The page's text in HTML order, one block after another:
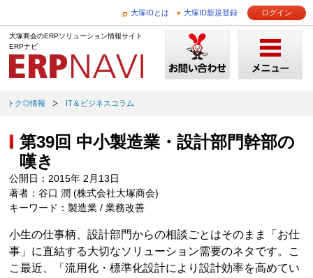
大塚IDとは 大塚ID新規登録 ログイン
大塚商会のERPソリューション情報サイト
ERPナビ
トク◎情報 IT＆ビジネスコラム
第39回 中小製造業・設計部門幹部の
嘆き
公開日：2015年 2月13日
著者：谷口 潤 (株式会社大塚商会)
キーワード：製造業 / 業務改善
小生の仕事柄、設計部門からの相談ごとはそのまま「お仕
事」に直結する大切なソリューション需要のネタです。こ
こ最近、「流用化・標準化設計により設計効率を高めてい